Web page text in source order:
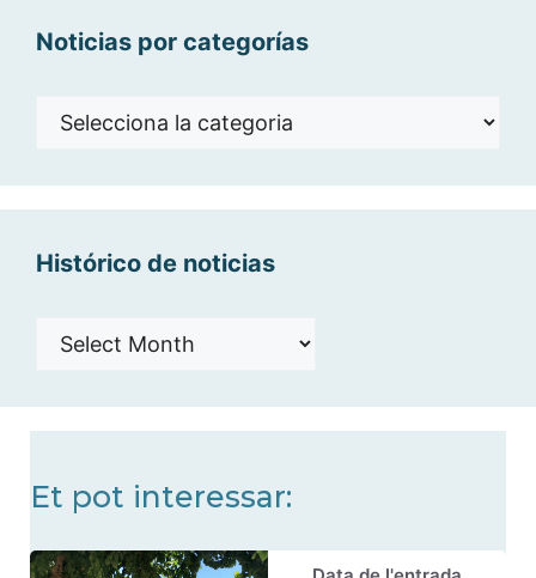
Noticias por categorías
Noticias
Histórico de noticias
Histórico
Et pot interessar: